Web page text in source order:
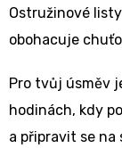
Ostružinové
obohacuje
Pro tvůj úsměv
hodinách, kdy
a připravit se na